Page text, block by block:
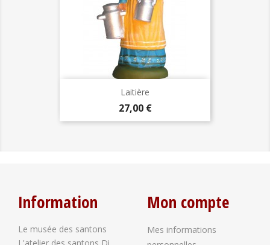
Laitière
Prix
27,00 €
Information
Le musée des santons
Mon compte
Mes informations